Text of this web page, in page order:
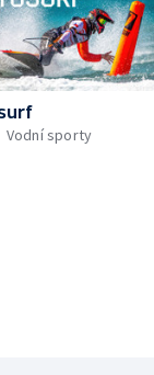
Vodní sporty